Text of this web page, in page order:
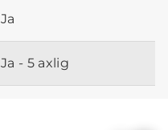
Ja
Ja - 5 axlig